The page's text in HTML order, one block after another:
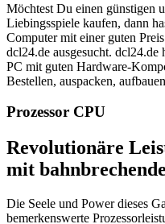
Möchtest Du einen günstigen
Liebingsspiele kaufen, dann
Computer mit einer guten
dcl24.de ausgesucht.
PC mit guten Hardware-
Bestellen, auspacken,
Prozessor CPU
Revolutionäre
mit
Die Seele und Power dieses
bemerkenswerte